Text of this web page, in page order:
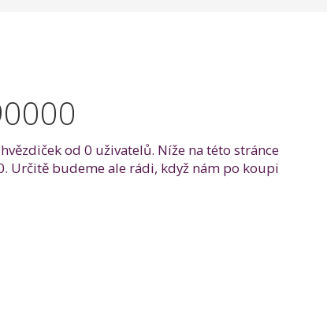
od 0 uživatelů. Níže na této stránce
Určitě budeme ale rádi, když nám po koupi